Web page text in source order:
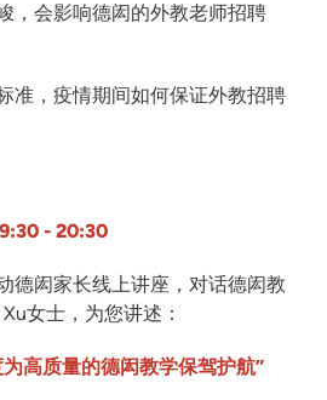
，会影响德闳的外教老师招聘
准，疫情期间如何保证外教招聘
- 20:30
德闳家长线上讲座，对话德闳教
女士，为您讲述：
高质量的德闳教学保驾护航”